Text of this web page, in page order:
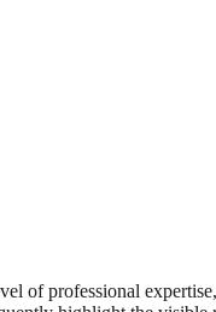
of professional